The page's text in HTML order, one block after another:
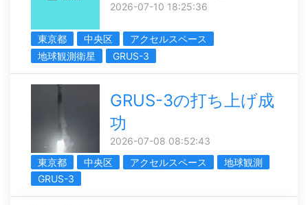
2026-07-10 18:25:36
東京都 中央区
アクセルスペース
地球観測衛星
GRUS-3
GRUS-3の打ち上げ成
功
2026-07-08 08:52:43
東京都
中央区 アクセルスペース
地球観測
GRUS-3